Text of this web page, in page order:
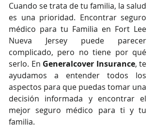
Cuando se trata de tu familia, la salud
es una prioridad. Encontrar seguro
médico para tu Familia en Fort Lee
Nueva Jersey puede parecer
complicado, pero no tiene por qué
serlo. En Generalcover Insurance, te
ayudamos a entender todos los
aspectos para que puedas tomar una
decisión informada y encontrar el
mejor seguro médico para ti y tu
familia.